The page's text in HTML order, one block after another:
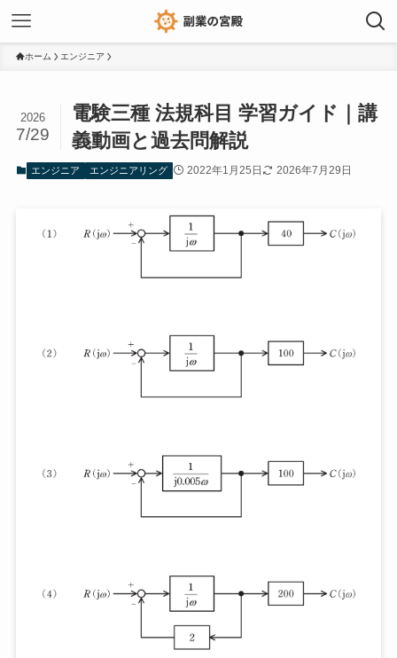
ホーム エンジニア
電験三種 法規科目 学習ガイド｜講
義動画と過去問解説
2026
7/29
エンジニア エンジニアリング 2022年1月25日 2026年7月29日